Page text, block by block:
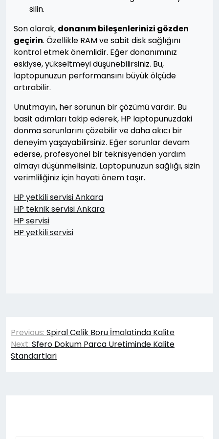
silin.
Son olarak, donanım bileşenlerinizi gözden
geçirin. Özellikle RAM ve sabit disk sağlığını
kontrol etmek önemlidir. Eğer donanımınız
eskiyse, yükseltmeyi düşünebilirsiniz. Bu,
laptopunuzun performansını büyük ölçüde
artırabilir.
Unutmayın, her sorunun bir çözümü vardır. Bu
basit adımları takip ederek, HP laptopunuzdaki
donma sorunlarını çözebilir ve daha akıcı bir
deneyim yaşayabilirsiniz. Eğer sorunlar devam
ederse, profesyonel bir teknisyenden yardım
almayı düşünmelisiniz. Laptopunuzun sağlığı, sizin
verimliliğiniz için hayati önem taşır.
HP yetkili servisi Ankara
HP teknik servisi Ankara
HP servisi
HP yetkili servisi
Yazı
gezinmesi
Previous: Spiral Celik Boru İmalatinda Kalite
Next: Sfero Dokum Parca Uretiminde Kalite
Standartlari